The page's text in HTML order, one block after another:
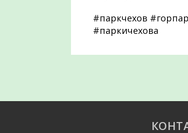
#паркчехов
#паркичехова